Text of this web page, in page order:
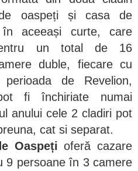
oaspeți și casa de
aceeași curte, care
un total de 16
duble, fiecare cu
de Revelion,
fi închiriate numai
anului cele 2 cladiri pot
cat si separat.
Oaspețioferă cazare
9 persoane în 3 camere